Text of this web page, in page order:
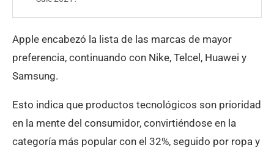
Apple encabezó la lista de las marcas de mayor
preferencia, continuando con Nike, Telcel, Huawei y
Samsung.
Esto indica que productos tecnológicos son prioridad
en la mente del consumidor, convirtiéndose en la
categoría más popular con el 32%, seguido por ropa y